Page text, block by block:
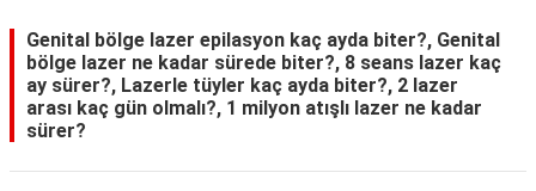
Genital bölge lazer epilasyon kaç ayda biter?, Genital
bölge lazer ne kadar sürede biter?, 8 seans lazer kaç
ay sürer?, Lazerle tüyler kaç ayda biter?, 2 lazer
arası kaç gün olmalı?, 1 milyon atışlı lazer ne kadar
sürer?